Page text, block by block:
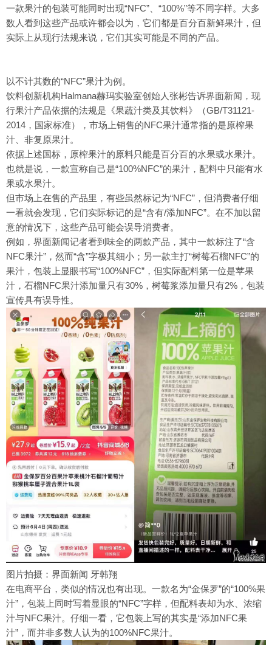
一款果汁的包装可能同时出现“NFC”、“100%”等不同字样。大多
数人看到这些产品或许都会以为，它们都是百分百新鲜果汁，但
实际上从现行法规来说，它们其实可能是不同的产品。
以不计其数的“NFC”果汁为例。
饮料创新机构Halmana赫玛实验室创始人张彬告诉界面新闻，现
行果汁产品依据的法规是《果蔬汁类及其饮料》（GB/T31121-
2014，国家标准），市场上销售的NFC果汁通常指的是原榨果
汁、非复原果汁。
依据上述国标，原榨果汁的原料只能是百分百的水果或水果汁。
也就是说，一款宣称自己是“100%NFC”的果汁，配料中只能有水
果或水果汁。
但市场上在售的产品里，有些虽然标记为“NFC”，但消费者仔细
一看就会发现，它们实际标记的是“含有/添加NFC”。在不加以留
意的情况下，这些产品可能会误导消费者。
例如，界面新闻记者看到味全的两款产品，其中一款标注了“含
NFC果汁”，然而“含”字极其细小；另一款主打“树莓石榴NFC”的
果汁，包装上显眼书写“100%NFC”，但实际配料第一位是苹果
汁，石榴NFC果汁添加量只有30%，树莓浆添加量只有2%，包装
宣传具有误导性。
图片拍摄：界面新闻 牙韩翔
在电商平台，类似的情况也有出现。一款名为“金保罗”的“100%果
汁”，包装上同时写着显眼的“NFC”字样，但配料表却为水、浓缩
汁与NFC果汁。仔细一看，它包装上写的其实是“添加NFC果
汁”，而并非多数人认为的100%NFC果汁。